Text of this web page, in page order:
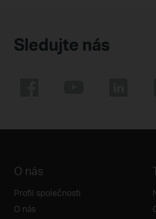
Sledujte nás
O nás
Profil společnosti
O nás